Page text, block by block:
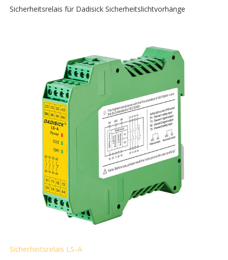
Sicherheitsrelais für Dadisick Sicherheitslichtvorhänge
Sicherheitsrelais LS-A